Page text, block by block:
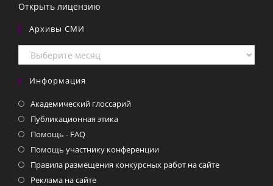
Открыть лицензию
Архивы СМИ
Архивы
СМИ
Информация
Академический глоссарий
Публикационная этика
Помощь - FAQ
Помощь участнику конференции
Правила размещения конкурсных работ на сайте
Реклама на сайте